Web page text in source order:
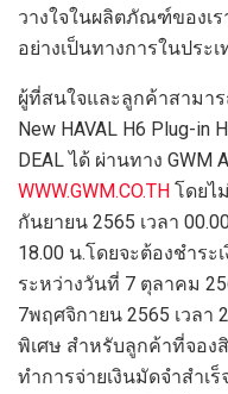
วางใจในผลิตภัณฑ์ของเ
อย่างเป็นทางการในประเ
ผู้ที่สนใจและลูกค้าสามา
New HAVAL H6 Plug-in
DEAL ได้ ผ่านทาง GWM
WWW.GWM.CO.TH โดยไ
กันยายน 2565 เวลา
18.00 น.โดยจะต้องชำร
ระหว่างวันที่ 7 ตุลาคม
7พฤศจิกายน 2565 เวลา
พิเศษ สำหรับลูกค้าที่จองสิ
ทำการจ่ายเงินมัดจำสำเ